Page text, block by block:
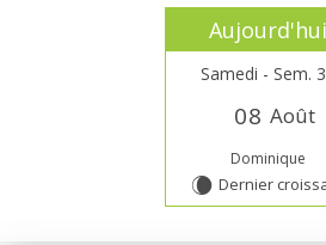
Aujourd'hui
Samedi - Sem.
08 Août
Dominique
W Dernier